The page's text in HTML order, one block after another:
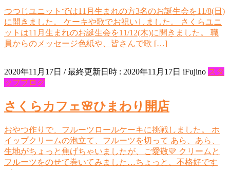
つつじユニットでは11月生まれの方3名のお誕生会を11/8(日)
に開きました。 ケーキや歌でお祝いしました。 さくらユニ
ットは11月生まれのお誕生会を11/12(木)に開きました。 職
員からのメッセージ色紙や、皆さんで歌 […]
2020年11月17日 / 最終更新日時 : 2020年11月17日 iFujino スタ
ッフブログ
さくらカフェ🌸ひまわり開店
おやつ作りで、フルーツロールケーキに挑戦しました。 ホ
イップクリームの泡立て、フルーツを切って あら、あら、
生地がちょっと焦げちゃいましたが、ご愛敬💛 クリームと
フルーツをのせて巻いてみました…ちょっと、不格好です